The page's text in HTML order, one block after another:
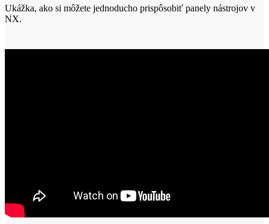
Ukážka, ako si môžete jednoducho prispôsobiť panely nástrojov v
NX.